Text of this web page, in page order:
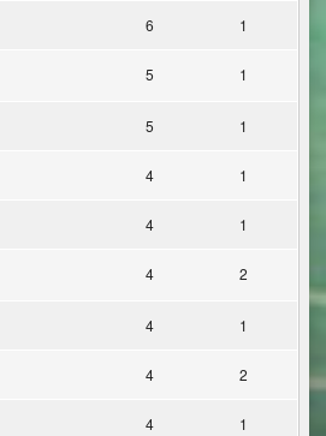
6 1
5 1
5 1
4 1
4 1
4 2
4 1
4 2
4 1